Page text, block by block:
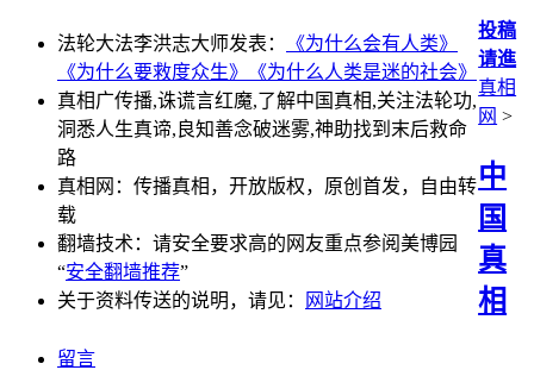
法轮大法李洪志大师发表：
《为什么会有人类》
《为什么要救度众生》
《为什么人类是迷的社会》
真相广传播,诛谎言红魔,了解中国真相,关注法轮功,
洞悉人生真谛,良知善念破迷雾,神助找到末后救命
路
真相网：传播真相，开放版权，原创首发，自由转
载
翻墙技术：请安全要求高的网友重点参阅美博园
“安全翻墙推荐”
关于资料传送的说明，请见：
网站介绍
投稿
请進
真相
网 >
中
国
真
相
留言